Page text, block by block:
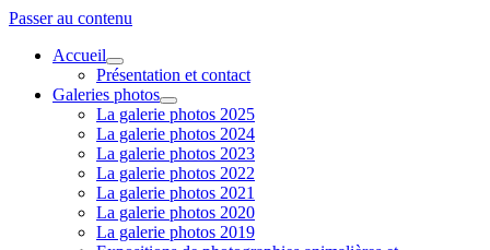
Passer au contenu
Accueil
ouvrir
menu
Présentation et contact
Galeries photos
ouvrir
menu
La galerie photos 2025
La galerie photos 2024
La galerie photos 2023
La galerie photos 2022
La galerie photos 2021
La galerie photos 2020
La galerie photos 2019